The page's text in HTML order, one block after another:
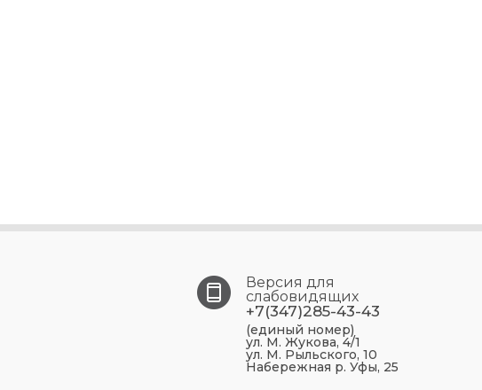
Версия для
слабовидящих
+7(347)285-43-43
(единый номер)
ул. М. Жукова, 4/1
ул. М. Рыльского, 10
Набережная р. Уфы, 25